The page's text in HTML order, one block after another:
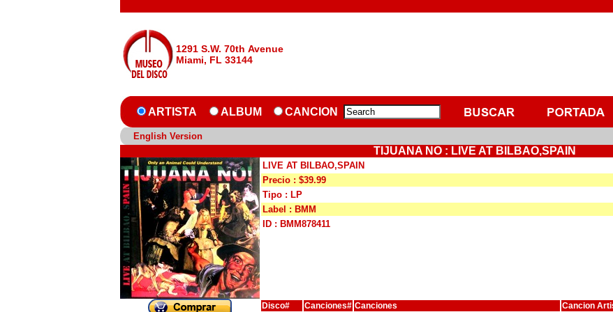
1291 S.W. 70th Avenue
Miami, FL 33144
ARTISTA ALBUM CANCION
English Version
TIJUANA NO : LIVE AT BILBAO,SPAIN
LIVE AT BILBAO,SPAIN
Precio : $39.99
Tipo : LP
Label : BMM
ID : BMM878411
Disco# Canciones# Canciones Cancion